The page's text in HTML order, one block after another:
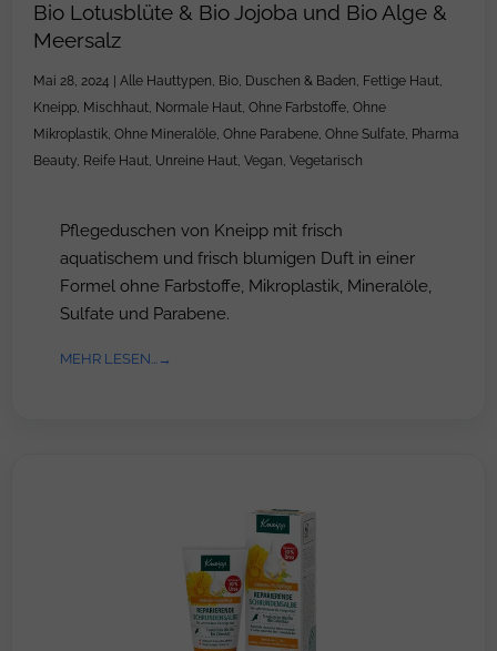
Bio Lotusblüte & Bio Jojoba und Bio Alge &
Meersalz
Mai 28, 2024 Alle Hauttypen, Bio, Duschen & Baden, Fettige Haut,
Kneipp, Mischhaut, Normale Haut, Ohne Farbstoffe, Ohne
Mikroplastik, Ohne Mineralöle, Ohne Parabene, Ohne Sulfate, Pharma
Beauty, Reife Haut, Unreine Haut, Vegan, Vegetarisch
Pflegeduschen von Kneipp mit frisch
aquatischem und frisch blumigen Duft in einer
Formel ohne Farbstoffe, Mikroplastik, Mineralöle,
Sulfate und Parabene.
MEHR LESEN...